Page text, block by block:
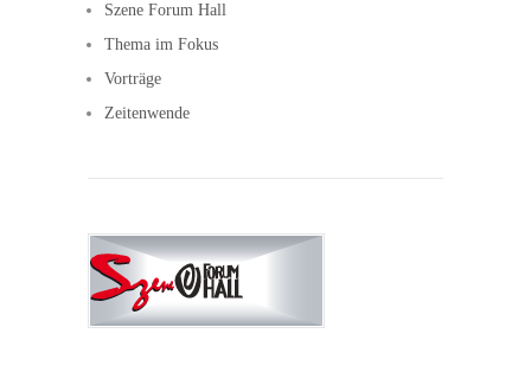
Szene Forum Hall
Thema im Fokus
Vorträge
Zeitenwende